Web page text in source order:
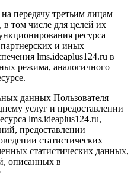
передачу третьим лицам
том числе для целей их
ресурса
и иных
lms.ideaplus124.ru в
режима, аналогичного
данных Пользователя
услуг и предоставлении
lms.ideaplus124.ru,
предоставлении
статистических
статистических данных,
описанных в